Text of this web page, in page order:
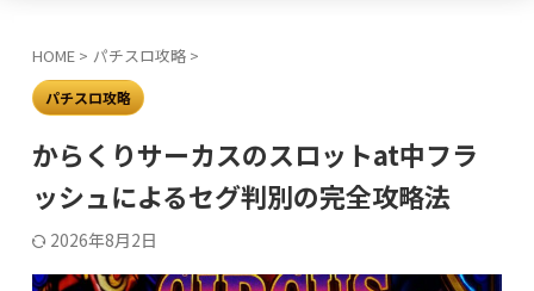
HOME > パチスロ攻略 >
パチスロ攻略
からくりサーカスのスロットat中フラ
ッシュによるセグ判別の完全攻略法
2026年8月2日